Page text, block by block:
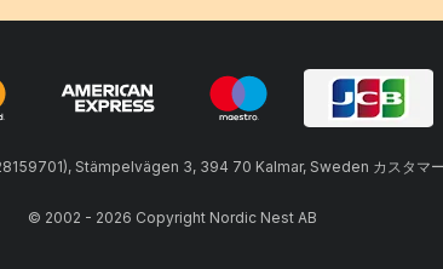
Stämpelvägen 3, 394 70 Kalmar, Sweden カスタマ
© 2002 - 2026 Copyright Nordic Nest AB